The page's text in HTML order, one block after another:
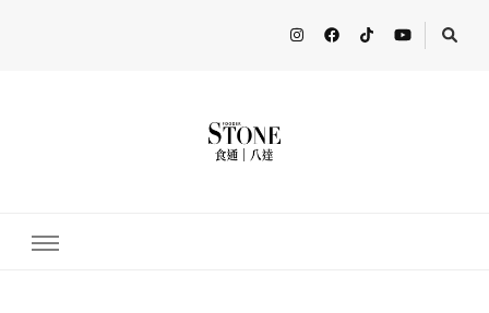
多人分享最新的消息！ FooderstoneTW，一個為了分享吃喝玩樂資